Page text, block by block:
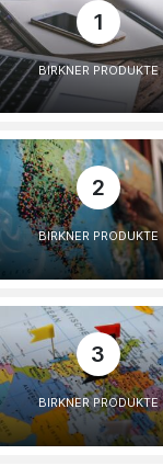
1
BIRKNER PRODUKTE
2
BIRKNER PRODUKTE
3
BIRKNER PRODUKTE